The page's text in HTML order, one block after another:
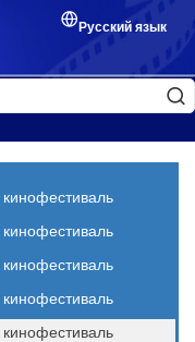
Русский язык